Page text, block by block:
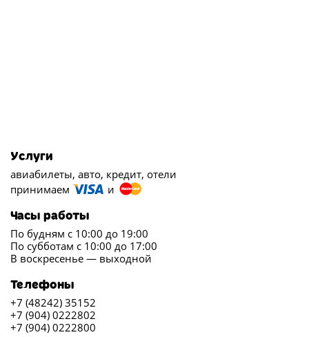
Услуги
авиабилеты, авто, кредит, отели
принимаем
и
Часы работы
По будням с 10:00 до 19:00
По субботам с 10:00 до 17:00
В воскресенье — выходной
Телефоны
+7 (48242) 35152
+7 (904) 0222802
+7 (904) 0222800